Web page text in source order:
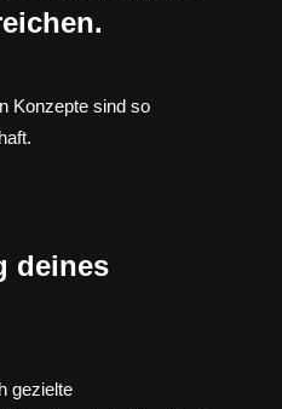
Konzepte sind so
deines
gezielte